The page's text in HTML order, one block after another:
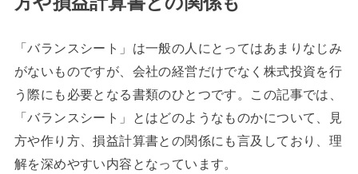
「バランスシート」は一般の人にとってはあまりなじみ
がないものですが、会社の経営だけでなく株式投資を行
う際にも必要となる書類のひとつです。この記事では、
「バランスシート」とはどのようなものかについて、見
方や作り方、損益計算書との関係にも言及しており、理
解を深めやすい内容となっています。